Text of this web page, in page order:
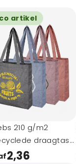
artikel
210 g/m2
draagtas
2,36